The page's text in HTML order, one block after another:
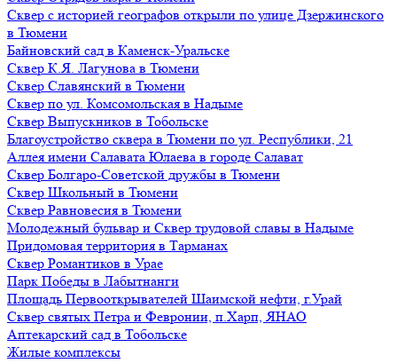
Сквер с историей географов открыли по улице Дзержинского
в Тюмени
Байновский сад в Каменск-Уральске
Сквер К.Я. Лагунова в Тюмени
Сквер Славянский в Тюмени
Сквер по ул. Комсомольская в Надыме
Сквер Выпускников в Тобольске
Благоустройство сквера в Тюмени по ул. Республики, 21
Аллея имени Салавата Юлаева в городе Салават
Сквер Болгаро-Советской дружбы в Тюмени
Сквер Школьный в Тюмени
Сквер Равновесия в Тюмени
Молодежный бульвар и Сквер трудовой славы в Надыме
Придомовая территория в Тарманах
Сквер Романтиков в Урае
Парк Победы в Лабытнанги
Площадь Первооткрывателей Шаимской нефти, г.Урай
Сквер святых Петра и Февронии, п.Харп, ЯНАО
Аптекарский сад в Тобольске
Жилые комплексы